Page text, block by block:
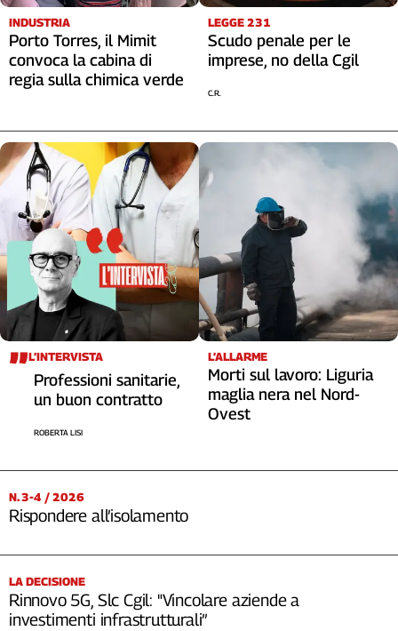
INDUSTRIA
Porto Torres, il Mimit
convoca la cabina di
regia sulla chimica verde
LEGGE 231
Scudo penale per le
imprese, no della Cgil
C.R.
L’INTERVISTA
Professioni sanitarie,
un buon contratto
ROBERTA LISI
L’ALLARME
Morti sul lavoro: Liguria
maglia nera nel Nord-
Ovest
N. 3-4 / 2026
Rispondere all’isolamento
LA DECISIONE
Rinnovo 5G, Slc Cgil: "Vincolare aziende a
investimenti infrastrutturali”